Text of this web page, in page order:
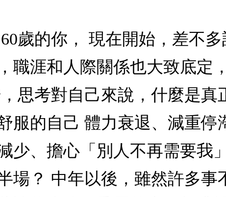
歲的你， 現在開始，差不
職涯和人際關係也大致底定
思考對自己來說，什麼是
服的自己 體力衰退、減重停
少、擔心「別人不再需要
場？ 中年以後，雖然許多事